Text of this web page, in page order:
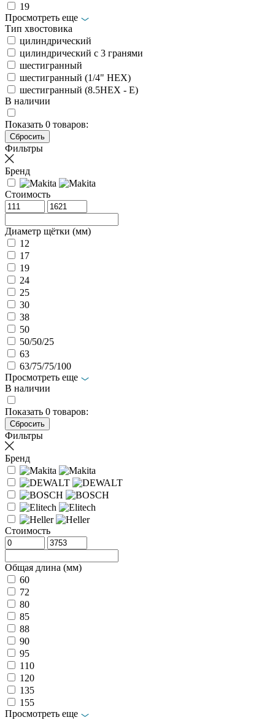
19
Просмотреть еще
Тип хвостовика
цилиндрический
цилиндрический с 3 гранями
шестигранный
шестигранный (1/4" HEX)
шестигранный (8.5HEX - E)
В наличии
Показать 0 товаров:
Фильтры
Бренд
Стоимость
Диаметр щётки (мм)
12
17
19
24
25
30
38
50
50/50/25
63
63/75/75/100
Просмотреть еще
В наличии
Показать 0 товаров:
Фильтры
Бренд
Стоимость
Общая длина (мм)
60
72
80
85
88
90
95
110
120
135
155
Просмотреть еще